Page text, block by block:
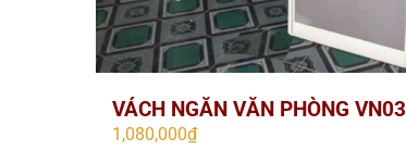
VÁCH NGĂN VĂN PHÒNG VN03
1,080,000₫